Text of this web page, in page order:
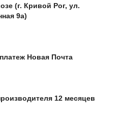
(г. Кривой Рог, ул.
9а)
Новая Почта
12 месяцев